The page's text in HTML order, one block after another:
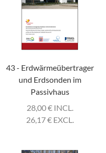
43 - Erdwärmeübertrager
und Erdsonden im
Passivhaus
28,00€INCL.
26,17€EXCL.